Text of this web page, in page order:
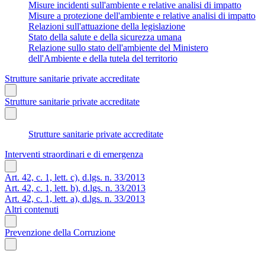
Misure incidenti sull'ambiente e relative analisi di impatto
Misure a protezione dell'ambiente e relative analisi di impatto
Relazioni sull'attuazione della legislazione
Stato della salute e della sicurezza umana
Relazione sullo stato dell'ambiente del Ministero
dell'Ambiente e della tutela del territorio
Strutture sanitarie private accreditate
Strutture sanitarie private accreditate
Strutture sanitarie private accreditate
Interventi straordinari e di emergenza
Art. 42, c. 1, lett. c), d.lgs. n. 33/2013
Art. 42, c. 1, lett. b), d.lgs. n. 33/2013
Art. 42, c. 1, lett. a), d.lgs. n. 33/2013
Altri contenuti
Prevenzione della Corruzione